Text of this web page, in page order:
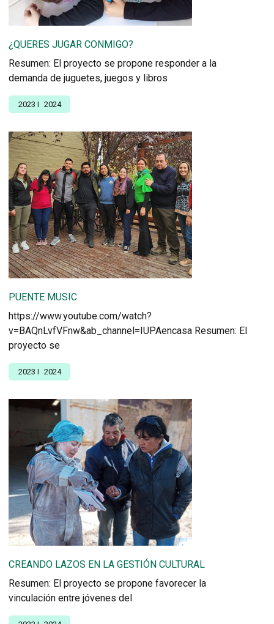
¿QUERES JUGAR CONMIGO?
Resumen: El proyecto se propone responder a la
demanda de juguetes, juegos y libros
2023 I 2024
PUENTE MUSIC
https://www.youtube.com/watch?
v=BAQnLvfVFnw&ab_channel=IUPAencasa Resumen: El
proyecto se
2023 I 2024
CREANDO LAZOS EN LA GESTIÓN CULTURAL
Resumen: El proyecto se propone favorecer la
vinculación entre jóvenes del